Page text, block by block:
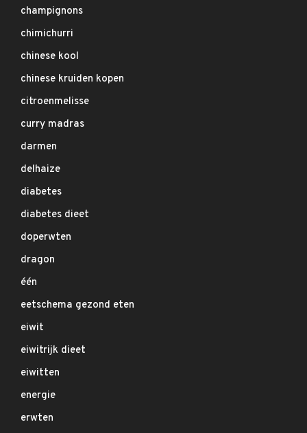
champignons
chimichurri
chinese kool
chinese kruiden kopen
citroenmelisse
curry madras
darmen
delhaize
diabetes
diabetes dieet
doperwten
dragon
één
eetschema gezond eten
eiwit
eiwitrijk dieet
eiwitten
energie
erwten